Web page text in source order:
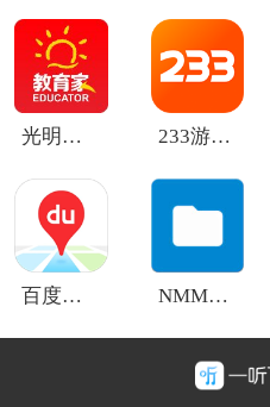
光明教育家 233游戏秒玩
百度地图3d实景地图 NMM管理器app